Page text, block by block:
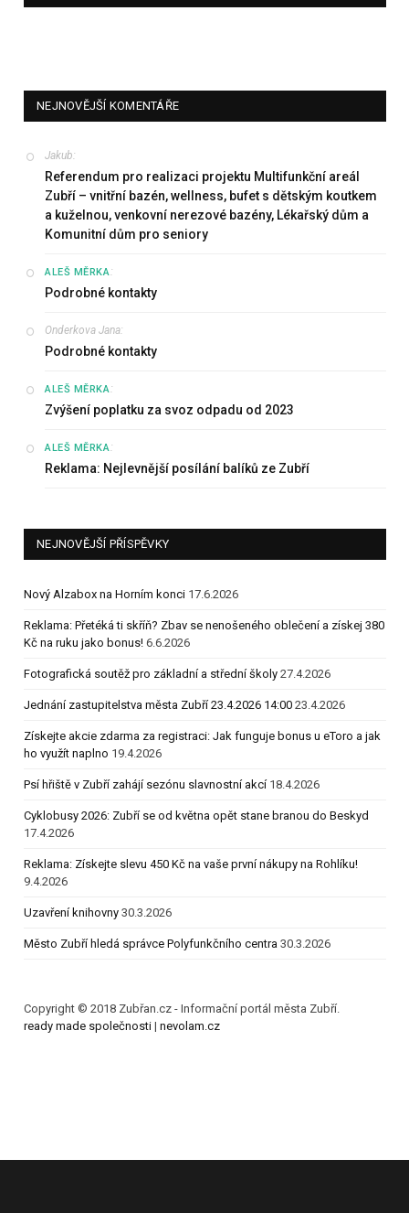
NEJNOVĚJŠÍ KOMENTÁŘE
Jakub:
Referendum pro realizaci projektu Multifunkční areál
Zubří – vnitřní bazén, wellness, bufet s dětským koutkem
a kuželnou, venkovní nerezové bazény, Lékařský dům a
Komunitní dům pro seniory
ALEŠ MĚRKA:
Podrobné kontakty
Onderkova Jana:
Podrobné kontakty
ALEŠ MĚRKA:
Zvýšení poplatku za svoz odpadu od 2023
ALEŠ MĚRKA:
Reklama: Nejlevnější posílání balíků ze Zubří
NEJNOVĚJŠÍ PŘÍSPĚVKY
Nový Alzabox na Horním konci 17.6.2026
Reklama: Přetéká ti skříň? Zbav se nenošeného oblečení a získej 380
Kč na ruku jako bonus! 6.6.2026
Fotografická soutěž pro základní a střední školy 27.4.2026
Jednání zastupitelstva města Zubří 23.4.2026 14:00 23.4.2026
Získejte akcie zdarma za registraci: Jak funguje bonus u eToro a jak
ho využít naplno 19.4.2026
Psí hřiště v Zubří zahájí sezónu slavnostní akcí 18.4.2026
Cyklobusy 2026: Zubří se od května opět stane branou do Beskyd
17.4.2026
Reklama: Získejte slevu 450 Kč na vaše první nákupy na Rohlíku!
9.4.2026
Uzavření knihovny 30.3.2026
Město Zubří hledá správce Polyfunkčního centra 30.3.2026
Copyright © 2018 Zubřan.cz - Informační portál města Zubří.
ready made společnosti | nevolam.cz